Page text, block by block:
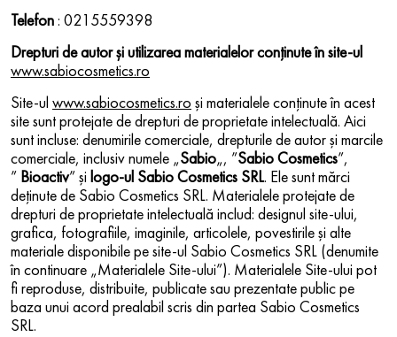
Telefon: 0215559398
Drepturi de autor și utilizarea materialelor conţinute în site-ul
www.sabiocosmetics.ro
Site-ul www.sabiocosmetics.ro şi materialele conţinute în acest
site sunt protejate de drepturi de proprietate intelectuală. Aici
sunt incluse: denumirile comerciale, drepturile de autor şi marcile
comerciale, inclusiv numele „Sabio„, ”Sabio Cosmetics”,
” Bioactiv” şi logo-ul Sabio Cosmetics SRL. Ele sunt mărci
deţinute de Sabio Cosmetics SRL. Materialele protejate de
drepturi de proprietate intelectuală includ: designul site-ului,
grafica, fotografiile, imaginile, articolele, povestirile şi alte
materiale disponibile pe site-ul Sabio Cosmetics SRL (denumite
în continuare „Materialele Site-ului”). Materialele Site-ului pot
fi reproduse, distribuite, publicate sau prezentate public pe
baza unui acord prealabil scris din partea Sabio Cosmetics
SRL.